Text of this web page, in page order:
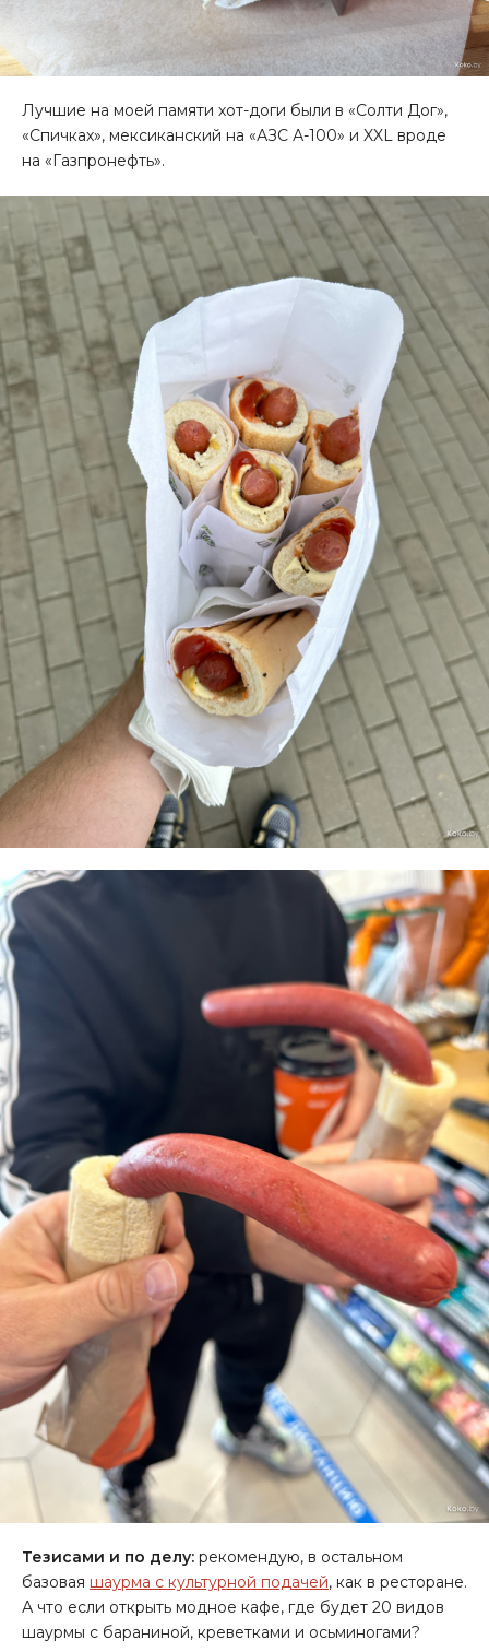
Лучшие на моей памяти хот-доги были в «Солти Дог»,
«Спичках», мексиканский на «АЗС А-100» и XXL вроде
на «Газпронефть».
Тезисами и по делу: рекомендую, в остальном
базовая шаурма с культурной подачей, как в ресторане.
А что если открыть модное кафе, где будет 20 видов
шаурмы с бараниной, креветками и осьминогами?